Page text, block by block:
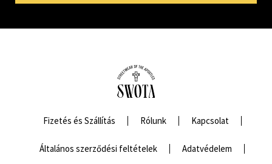
Fizetés és Szállítás Rólunk Kapcsolat
Általános szerződési feltételek Adatvédelem